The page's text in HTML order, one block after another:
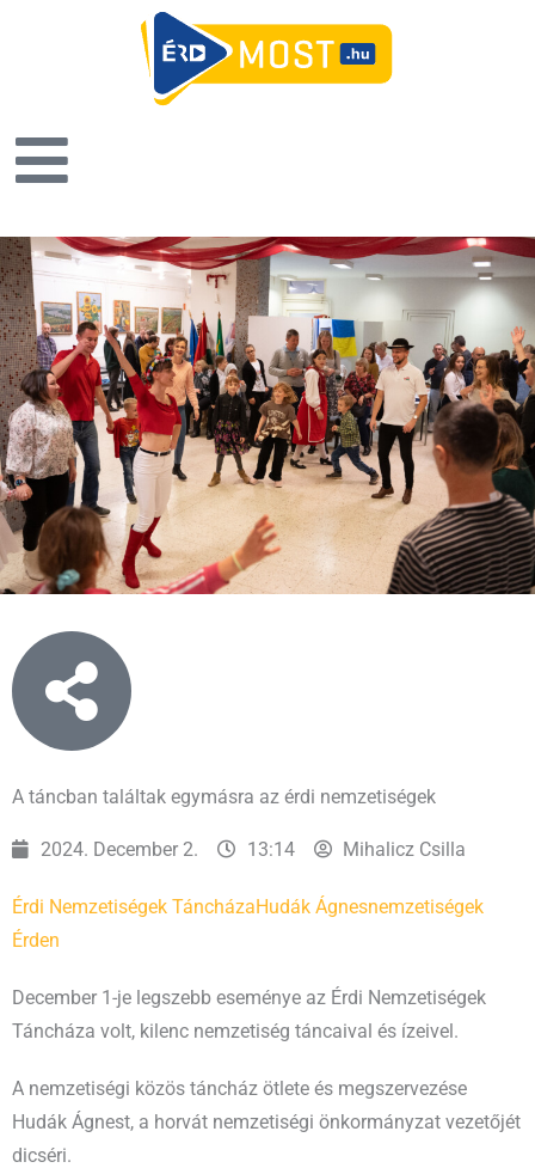
A táncban találtak egymásra az érdi nemzetiségek
2024. December 2. 13:14 Mihalicz Csilla
Érdi Nemzetiségek TáncházaHudák Ágnesnemzetiségek
Érden
December 1-je legszebb eseménye az Érdi Nemzetiségek
Táncháza volt, kilenc nemzetiség táncaival és ízeivel.
A nemzetiségi közös táncház ötlete és megszervezése
Hudák Ágnest, a horvát nemzetiségi önkormányzat vezetőjét
dicséri.